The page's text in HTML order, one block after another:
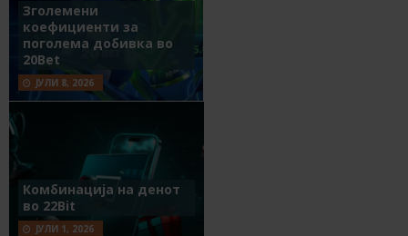
Зголемени
коефициенти за
поголема добивка во
20Bet
ЈУЛИ 8, 2026
Комбинација на денот
во 22Bit
ЈУЛИ 1, 2026